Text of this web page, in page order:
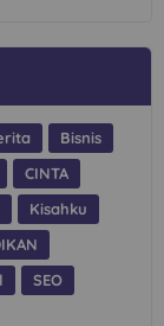
Bisnis
CINTA
Kisahku
SEO